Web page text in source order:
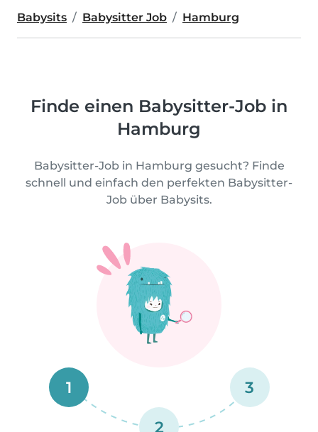
Babysits Babysitter Job Hamburg
Finde einen Babysitter-Job in
Hamburg
Babysitter-Job in Hamburg gesucht? Finde
schnell und einfach den perfekten Babysitter-
Job über Babysits.
1
2
3